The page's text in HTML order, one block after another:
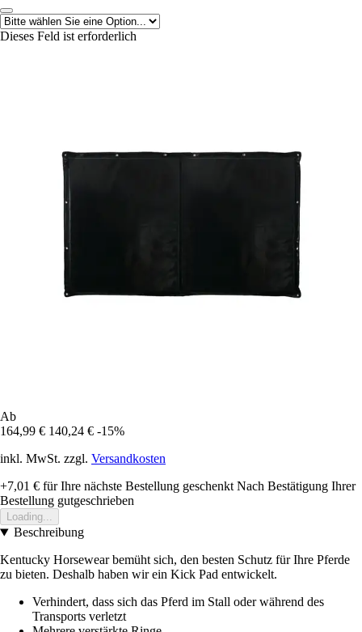
Dieses Feld ist erforderlich
Ab
164,99 € 140,24 € -15%
inkl. MwSt. zzgl. Versandkosten
+7,01 € für Ihre nächste Bestellung geschenkt Nach Bestätigung Ihrer
Bestellung gutgeschrieben
Loading...
Beschreibung
Kentucky Horsewear bemüht sich, den besten Schutz für Ihre Pferde
zu bieten. Deshalb haben wir ein Kick Pad entwickelt.
Verhindert, dass sich das Pferd im Stall oder während des
Transports verletzt